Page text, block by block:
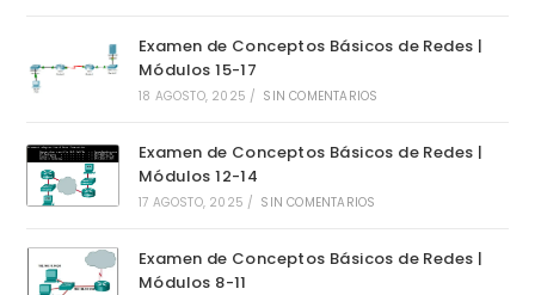
Examen de Conceptos Básicos de Redes |
Módulos 15-17
18 AGOSTO, 2025 / SIN COMENTARIOS
Examen de Conceptos Básicos de Redes |
Módulos 12-14
17 AGOSTO, 2025 / SIN COMENTARIOS
Examen de Conceptos Básicos de Redes |
Módulos 8-11